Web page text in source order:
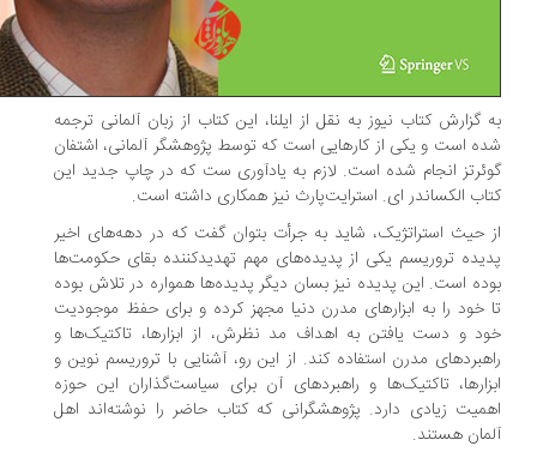
گزارش کتاب نیوز به نقل از ایلنا، این کتاب از زبان آلمانی ترجمه
است و یکی از کارهایی است که توسط پژوهشگر آلمانی، اشتفان
انجام شده است. لازم به یادآوری ست که در چاپ جدید این
الکساندر ای. استرایت‌پارث نیز همکاری داشته است.
حیث استراتژیک، شاید به جرأت بتوان گفت که در دهه‌های اخیر
تروریسم یکی از پدیده‌های مهم تهدیدکننده بقای حکومت‌ها
است. این پدیده نیز بسان دیگر پدیده‌ها همواره در تلاش بوده
خود را به ابزارهای مدرن دنیا مجهز کرده و برای حفظ موجودیت
و دست یافتن به اهداف مد نظرش، از ابزارها، تاکتیک‌ها و
مدرن استفاده کند. از این رو، آشنایی با تروریسم نوین و
تاکتیک‌ها و راهبردهای آن برای سیاست‌گذاران این حوزه
زیادی دارد. پژوهشگرانی که کتاب حاضر را نوشته‌اند اهل
هستند.